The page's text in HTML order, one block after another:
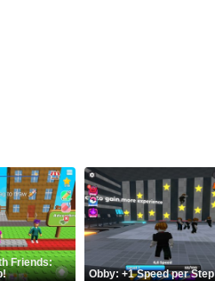
Friends:
Obby: +1 Speed per Step